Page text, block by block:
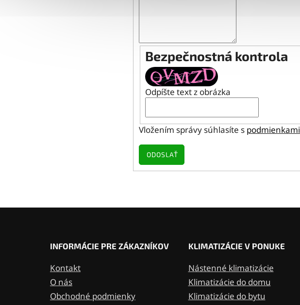
Bezpečnostná kontrola
Odpíšte text z obrázka
Vložením správy súhlasíte s
ODOSLAŤ
INFORMÁCIE PRE ZÁKAZNÍKOV
Kontakt
O nás
Obchodné podmienky
KLIMATIZÁCIE V PONUKE
Nástenné klimatizácie
Klimatizácie do domu
Klimatizácie do bytu